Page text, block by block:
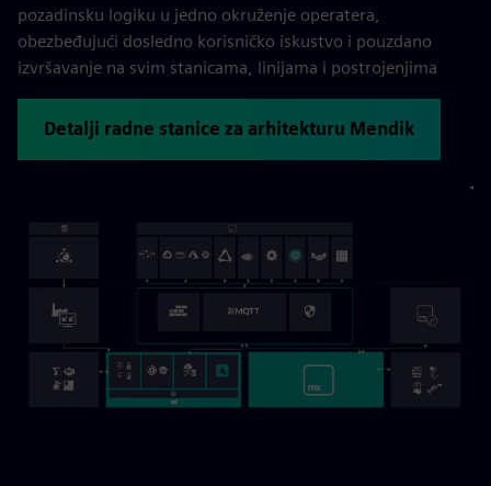
pozadinsku logiku u jedno okruženje operatera,
obezbeđujući dosledno korisničko iskustvo i pouzdano
izvršavanje na svim stanicama, linijama i postrojenjima
Detalji radne stanice za arhitekturu Mendik